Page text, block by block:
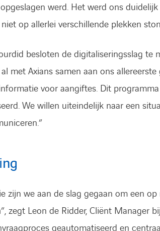
werd. Het werd ons
op allerlei verschillende plekken
besloten de digitaliseringsslag te
met Axians samen aan ons
voor aangiftes. Dit
We willen uiteindelijk naar een
zijn we aan de slag gegaan om een
zegt Leon de Ridder, Cliënt Manager
geautomatiseerd en